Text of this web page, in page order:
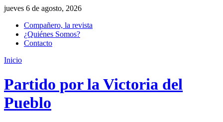
jueves 6 de agosto, 2026
Compañero, la revista
¿Quiénes Somos?
Contacto
Inicio
Partido por la Victoria del
Pueblo